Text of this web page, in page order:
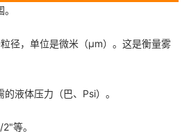
径，单位是微米（µm）。这是衡量雾
液体压力（巴、Psi）。
等。